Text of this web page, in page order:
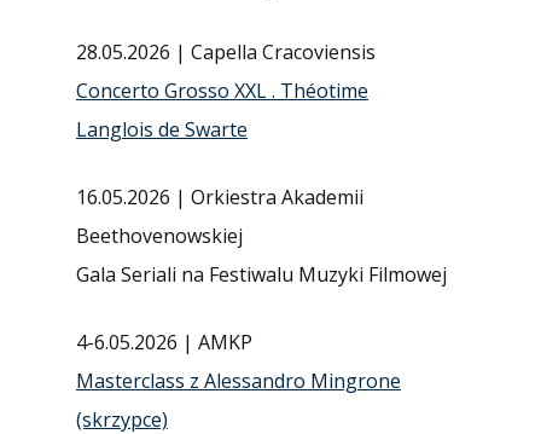
28.05.2026 | Capella Cracoviensis
Concerto Grosso XXL . Théotime
Langlois de Swarte
16.05.2026 | Orkiestra Akademii
Beethovenowskiej
Gala Seriali na Festiwalu Muzyki Filmowej
4-6.05.2026 | AMKP
Masterclass z Alessandro Mingrone
(skrzypce)